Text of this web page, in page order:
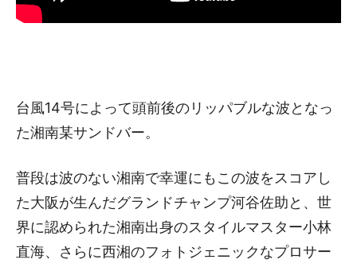
台風14号によって頭前後のリッパブルな波となっ
た湘南某サンドバー。
普段は波のない湘南で幸運にもこの波をスコアし
た大阪が生んだグランドチャンプ河谷佐助と、世
界に認められた湘南出身のスタイルマスター小林
直海、さらに西湘のフォトジェニックなプロサー